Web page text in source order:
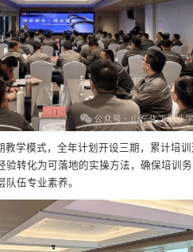
学模式，全年计划开设三期，累计培
转化为可落地的实操方法，确保培训
伍专业素养。